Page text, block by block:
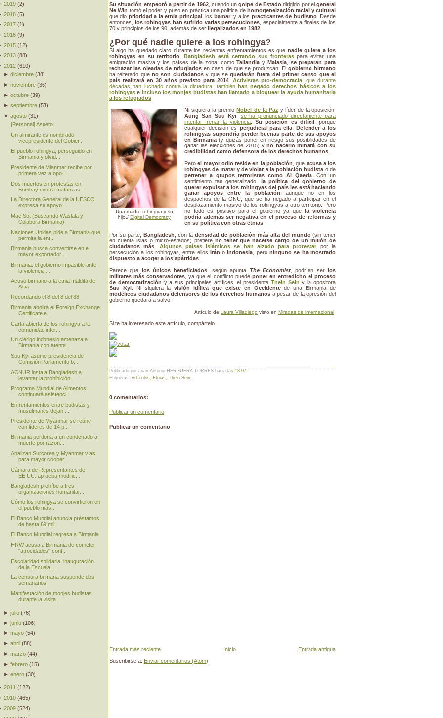
Su situación empeoró a partir de 1962, cuando ungolpe de Estadodirigido por elgeneral
Ne Win tomó el poder y puso en práctica una política dehomogeneización racial y cultural
que dio prioridad a la etnia principal, los bamar, y a los practicantes de budismo. Desde
entonces, los rohingyas han sufrido varias persecuciones , especialmente a finales de los
70 y principios de los 90, además de ser ilegalizados en 1982
¿Por qué nadie quiere a los rohingya?
Si algo ha quedado claro durante los recientes enfrentamientos es que nadie quiere a los
rohingyas en su territorio .Bangladesh está cerrando sus fronteraspara evitar una
emigración masiva y los países de la zona, comoTailandia y Malasia, se preparan para
rechazar las oleadas de refugiados en caso de que se produzcan. El gobierno birmano
ha reiterado que no son ciudadanosy que sequedarán fuera del primer censo que el
país realizará en 30 años previsto para 2014
Activistas pro-democracia , que durante
décadas han luchado contra la dictadura, también han negado derechos básicos a los
rohingyas e incluso los monjes budistas han llamado a bloquear la ayuda humanitaria
a los refugiados
Una madre rohingya y su
hijo./ Digital Democracy
Ni siquiera la premioNobel de la Paz y líder de la oposición,
Aung San Suu Kyi, se ha pronunciado directamente para
intentar frenar la violencia.Su posición es difícil, porque
cualquier decisión es perjudicial para ella. Defender a los
rohingyas supondría perder buenas parte de sus apoyos
en Birmania(y quizás poner en riesgo sus posibilidades de
ganar las elecciones de 2015) yno hacerlo minará con su
credibilidad como defensora de los derechos humanos
Peroel mayor odio reside en la población , que acusa a los
rohingyas de matar y de violar a la población budista o de
pertener a grupos terroristas como Al Qaeda. Con un
sentimiento tan generalizado, la política del gobierno de
querer expulsar a los rohingyas del país les está haciendo
ganar apoyos entre la población , aunque no en los
despachos de la ONU, que se ha negado a participar en el
desplazamiento masivo de los rohingyas a otro territorio. Pero
no todo es positivo para el gobierno ya quela violencia
podría además ser negativa en el proceso de reformas y
en su política con otras etnias
Por su parte, Bangladesh , con la densidad de población más alta del mundo (sin tener
en cuenta islas o micro-estados) prefiere no tener que hacerse cargo de un millón de
ciudadanos más
Algunos países islámicos se han alzado para protestar por la
persecución a los rohingyas, entre ellos Irán oIndonesia , peroninguno se ha mostrado
dispuesto a acoger a los apátridas
Parece que los únicos beneficiados , según apunta The Economist, podrían serlos
militares más conservadores , ya que el conflicto puede poner en entredicho el proceso
de democratización y a sus principales artífices, el presidente Thein Sein y la opositora
Suu Kyi. Ni siquiera lavisión idílica que existe en Occidentede una Birmania de
modélicos ciudadanos defensores de los derechos humanos a pesar de la opresión del
gobierno quedará a salvo.
Artículo de Laura Villadiego visto en Miradas de internacional
Si te ha interesado este artículo, compártelo.
Publicado por Juan Antonio HERGUERA TORRES hacia las 18:07
Etiquetas: Artículos, Etnias, Thein Sein
0 comentarios:
Publicar un comentario
Publicar un comentario
Entrada más reciente Entrada antigua
Inicio
Suscribirse a: Enviar comentarios (Atom)
2019 (2)
2018 (5)
2017 (1 )
2016 (9)
2015 (12)
2013 (88)
2012 (610)
►diciembre (38)
►noviembre (36)
►octubre (39)
►septiembre (53)
▼agosto (31)
[Personal] Asueto
Un almirante es nombrado
vicepresidente del Gobier...
El pueblo rohingya, perseguido en
Birmania y olvid...
Presidente de Mianmar recibe por
primera vez a opo...
Dos muertos en protestas en
Bombay contra matanzas...
La Directora General de la UESCO
expresa su apoyo ...
Mae Sot (Buscando Waslala y
Colabora Birmania)
Naciones Unidas pide a Birmania que
permita la ent...
Birmania busca convertirse en el
mayor exportador ...
Birmania: el gobierno impasible ante
la violencia ...
Acoso birmano a la etnia maldita de
Asia
Recordando el 8 del 8 del 88
Birmania abolirá el Foreign Exchange
Certificate e...
Carta abierta de los rohingya a la
comunidad inter...
Un clérigo indonesio amenaza a
Birmania con atenta...
Suu Kyi asume presidencia de
Comisión Parlamento b...
ACNUR insta a Bangladesh a
levantar la prohibición...
Programa Mundial de Alimentos
continuará asistenci...
Enfrentamientos entre budistas y
musulmanes dejan ...
Presidente de Myanmar se reúne
con líderes de 14 p...
Birmania perdona a un condenado a
muerte por razon...
Analizan Surcorea y Myanmar vías
para mayor cooper...
Cámara de Representantes de
EE.UU. aprueba modific...
Bangladesh prohíbe a tres
organizaciones humanitar...
Cómo los rohingya se convirtieron en
el pueblo más...
El Banco Mundial anuncia préstamos
de hasta 69 mil...
El Banco Mundial regresa a Birmania
HRW acusa a Birmania de cometer
"atrocidades" cont...
Escolaridad solidaria: inauguración
de la Escuela ...
La censura birmana suspende dos
semanarios
Manifestación de monjes budistas
durante la visita...
►julio (76)
►junio (106)
►mayo (54)
►abril (88)
►marzo (44)
►febrero (15)
►enero (30)
2011 (122)
2010 (465)
2009 (524)